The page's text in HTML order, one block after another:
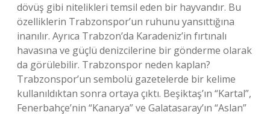
dövüş gibi nitelikleri temsil eden bir hayvandır. Bu
özelliklerin Trabzonspor’un ruhunu yansıttığına
inanılır. Ayrıca Trabzon’da Karadeniz’in fırtınalı
havasına ve güçlü denizcilerine bir gönderme olarak
da görülebilir. Trabzonspor neden kaplan?
Trabzonspor’un sembolü gazetelerde bir kelime
kullanıldıktan sonra ortaya çıktı. Beşiktaş’ın “Kartal”,
Fenerbahçe’nin “Kanarya” ve Galatasaray’ın “Aslan”